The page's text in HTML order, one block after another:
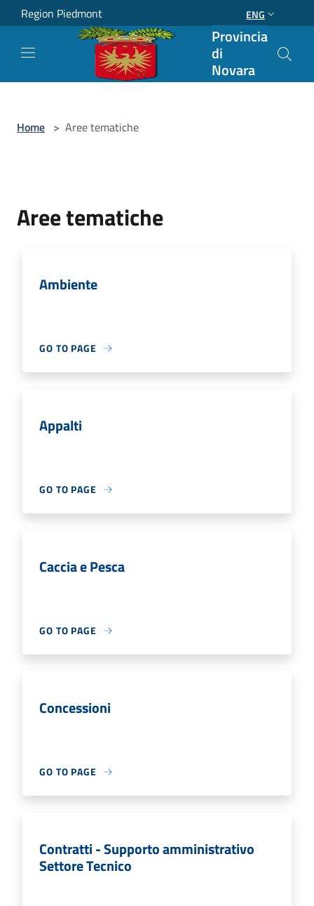
Salta al contenuto principale
Region Piedmont ENG
Provincia
di
Novara
Home > Aree tematiche
Aree tematiche
Ambiente
GO TO PAGE
Appalti
GO TO PAGE
Caccia e Pesca
GO TO PAGE
Concessioni
GO TO PAGE
Contratti - Supporto amministrativo
Settore Tecnico